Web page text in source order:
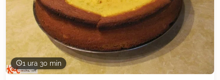
1 ura 30 min